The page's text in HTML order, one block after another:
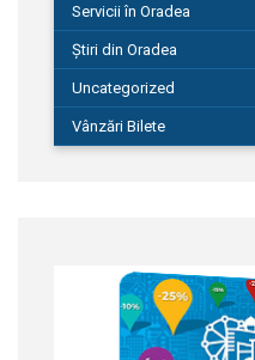
Servicii în Oradea
Știri din Oradea
Uncategorized
Vânzări Bilete